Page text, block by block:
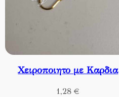
Χειροποιητο με Καρδια
1,28 €